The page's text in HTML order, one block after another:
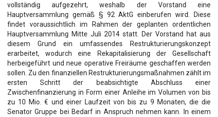
vollständig aufgezehrt, weshalb der Vorstand eine
Hauptversammlung gemäß § 92 AktG einberufen wird. Diese
findet voraussichtlich im Rahmen der geplanten ordentlichen
Hauptversammlung Mitte Juli 2014 statt. Der Vorstand hat aus
diesem Grund ein umfassendes Restrukturierungskonzept
erarbeitet, wodurch eine Rekapitalisierung der Gesellschaft
herbeigeführt und neue operative Freiräume geschaffen werden
sollen. Zu den finanziellen Restrukturierungsmaßnahmen zählt im
ersten Schritt der beabsichtigte Abschluss einer
Zwischenfinanzierung in Form einer Anleihe im Volumen von bis
zu 10 Mio. € und einer Laufzeit von bis zu 9 Monaten, die die
Senator Gruppe bei Bedarf in Anspruch nehmen kann. In einem